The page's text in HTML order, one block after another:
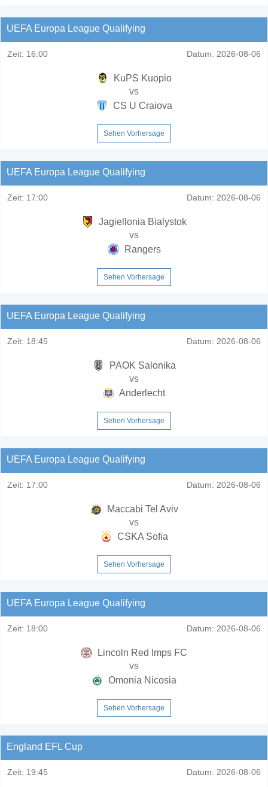
UEFA Europa League Qualifying
Zeit: 16:00 Datum: 2026-08-06
KuPS Kuopio
vs
CS U Craiova
Sehen Vorhersage
UEFA Europa League Qualifying
Zeit: 17:00 Datum: 2026-08-06
Jagiellonia Bialystok
vs
Rangers
Sehen Vorhersage
UEFA Europa League Qualifying
Zeit: 18:45 Datum: 2026-08-06
PAOK Salonika
vs
Anderlecht
Sehen Vorhersage
UEFA Europa League Qualifying
Zeit: 17:00 Datum: 2026-08-06
Maccabi Tel Aviv
vs
CSKA Sofia
Sehen Vorhersage
UEFA Europa League Qualifying
Zeit: 18:00 Datum: 2026-08-06
Lincoln Red Imps FC
vs
Omonia Nicosia
Sehen Vorhersage
England EFL Cup
Zeit: 19:45 Datum: 2026-08-06